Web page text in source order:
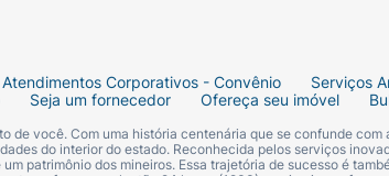
Atendimentos Corporativos - Convênio Serviços
Seja um fornecedor Ofereça seu imóvel
de você. Com uma história centenária que se confunde
do interior do estado. Reconhecida pelos serviços
patrimônio dos mineiros. Essa trajetória de sucesso é